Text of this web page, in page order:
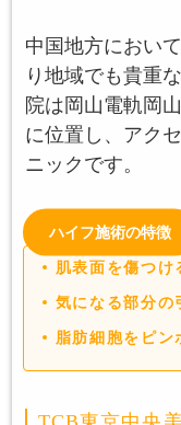
中国地方におい
り地域でも貴重
院は岡山電軌岡
に位置し、アク
ニックです。
ハイフ施術の特徴
肌表面を傷つけ
気になる部分の
脂肪細胞をピン